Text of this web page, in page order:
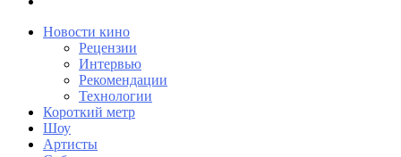
Новости кино
Рецензии
Интервью
Рекомендации
Технологии
Короткий метр
Шоу
Артисты